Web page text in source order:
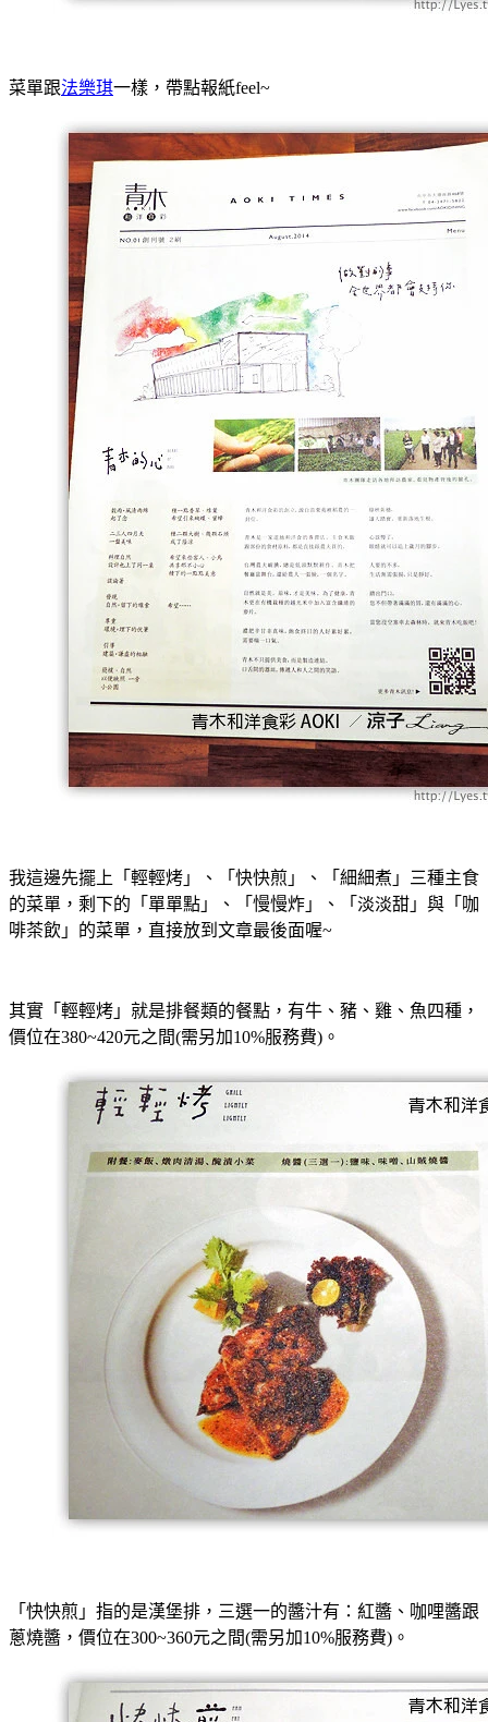
菜單跟法樂琪一樣，帶點報紙feel~
我這邊先擺上「輕輕烤」、「快快煎」、「細細煮」三種主食
的菜單，剩下的「單單點」、「慢慢炸」、「淡淡甜」與「咖
啡茶飲」的菜單，直接放到文章最後面喔~
其實「輕輕烤」就是排餐類的餐點，有牛、豬、雞、魚四種，
價位在380~420元之間(需另加10%服務費)。
「快快煎」指的是漢堡排，三選一的醬汁有：紅醬、咖哩醬跟
蔥燒醬，價位在300~360元之間(需另加10%服務費)。